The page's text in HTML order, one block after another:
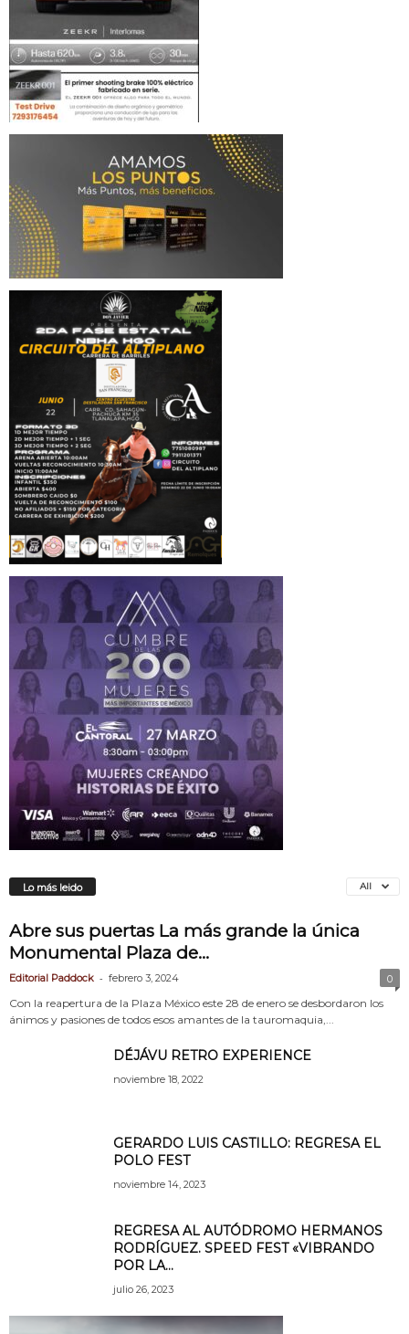
Lo más leido All
Abre sus puertas La más grande la única
Monumental Plaza de...
Editorial Paddock - febrero 3, 2024 0
Con la reapertura de la Plaza México este 28 de enero se desbordaron los
ánimos y pasiones de todos esos amantes de la tauromaquia,...
DÉJÁVU RETRO EXPERIENCE
noviembre 18, 2022
GERARDO LUIS CASTILLO: REGRESA EL
POLO FEST
noviembre 14, 2023
REGRESA AL AUTÓDROMO HERMANOS
RODRÍGUEZ. SPEED FEST «VIBRANDO
POR LA...
julio 26, 2023